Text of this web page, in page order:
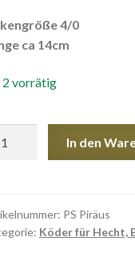
4/0
ca 14cm
2 vorrätig
In den
PS Piräus
Köder für Hecht,